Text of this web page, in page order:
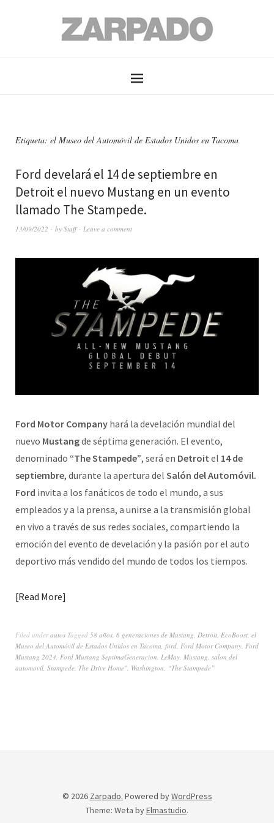
Etiqueta: el Museo del Automóvil de Estados Unidos en Tacoma
Ford develará el 14 de septiembre en
Detroit el nuevo Mustang en un evento
llamado The Stampede.
13/09/2022 by Staff Leave a comment
Ford Motor Company hará la develación mundial del
nuevo Mustangde séptima generación. El evento,
denominado “The Stampede”, será en Detroit el 14 de
septiembre, durante la apertura del Salón del Automóvil.
Ford invita a los fanáticos de todo el mundo, a sus
empleados y a la prensa, a unirse a la transmisión global
en vivo a través de sus redes sociales, compartiendo la
emoción del evento de develación y la pasión por el auto
deportivo más vendido del mundo de todos los tiempos.
Read More
Filed underautos Tagged 58 años 6 generaciones de Mustang Detroit EcoBoost el
Museo del Automóvil de Estados Unidos en Tacoma ford Ford Motor Company Ford
Mustang 2024 Ford Mustang SeptimaGeneracion LeMay Mustang salon del
automovil Stampede The Drive Home" Washington “The Stampede”
© 2026 Zarpado. Powered byWordPress
Theme: Weta byElmastudio.